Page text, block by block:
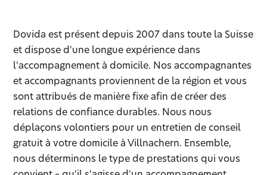
Dovida est présent depuis 2007 dans toute la Suisse
et dispose d'une longue expérience dans
l'accompagnement à domicile. Nos accompagnantes
et accompagnants proviennent de la région et vous
sont attribués de manière fixe afin de créer des
relations de confiance durables. Nous nous
déplaçons volontiers pour un entretien de conseil
gratuit à votre domicile à Villnachern. Ensemble,
nous déterminons le type de prestations qui vous